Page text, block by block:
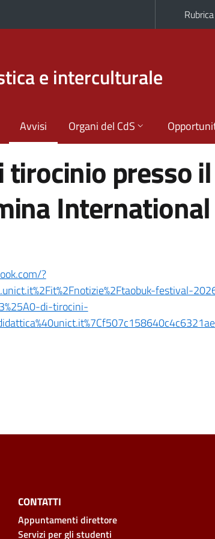
Rubrica
e interculturale
Avvisi Organi del CdS
presso
?
festival-
di-tirocini-
CONTATTI
Appuntamenti direttore
Servizi per gli studenti